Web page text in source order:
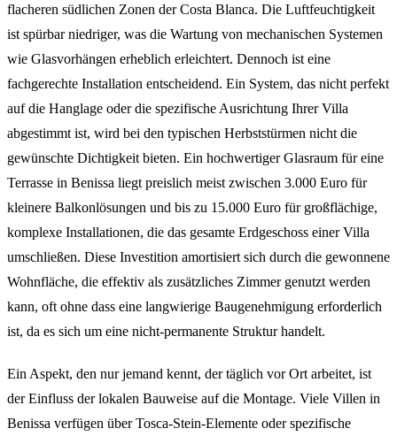
flacheren südlichen Zonen der Costa Blanca. Die Luftfeuchtigkeit
ist spürbar niedriger, was die Wartung von mechanischen Systemen
wie Glasvorhängen erheblich erleichtert. Dennoch ist eine
fachgerechte Installation entscheidend. Ein System, das nicht perfekt
auf die Hanglage oder die spezifische Ausrichtung Ihrer Villa
abgestimmt ist, wird bei den typischen Herbststürmen nicht die
gewünschte Dichtigkeit bieten. Ein hochwertiger Glasraum für eine
Terrasse in Benissa liegt preislich meist zwischen 3.000 Euro für
kleinere Balkonlösungen und bis zu 15.000 Euro für großflächige,
komplexe Installationen, die das gesamte Erdgeschoss einer Villa
umschließen. Diese Investition amortisiert sich durch die gewonnene
Wohnfläche, die effektiv als zusätzliches Zimmer genutzt werden
kann, oft ohne dass eine langwierige Baugenehmigung erforderlich
ist, da es sich um eine nicht-permanente Struktur handelt.
Ein Aspekt, den nur jemand kennt, der täglich vor Ort arbeitet, ist
der Einfluss der lokalen Bauweise auf die Montage. Viele Villen in
Benissa verfügen über Tosca-Stein-Elemente oder spezifische